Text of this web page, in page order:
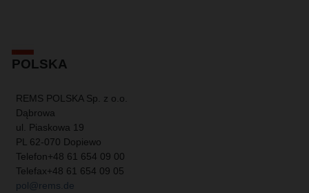
POLSKA
REMS POLSKA Sp. z o.o.
Dąbrowa
ul. Piaskowa 19
PL 62-070 Dopiewo
Telefon+48 61 654 09 00
Telefax+48 61 654 09 05
pol@rems.de